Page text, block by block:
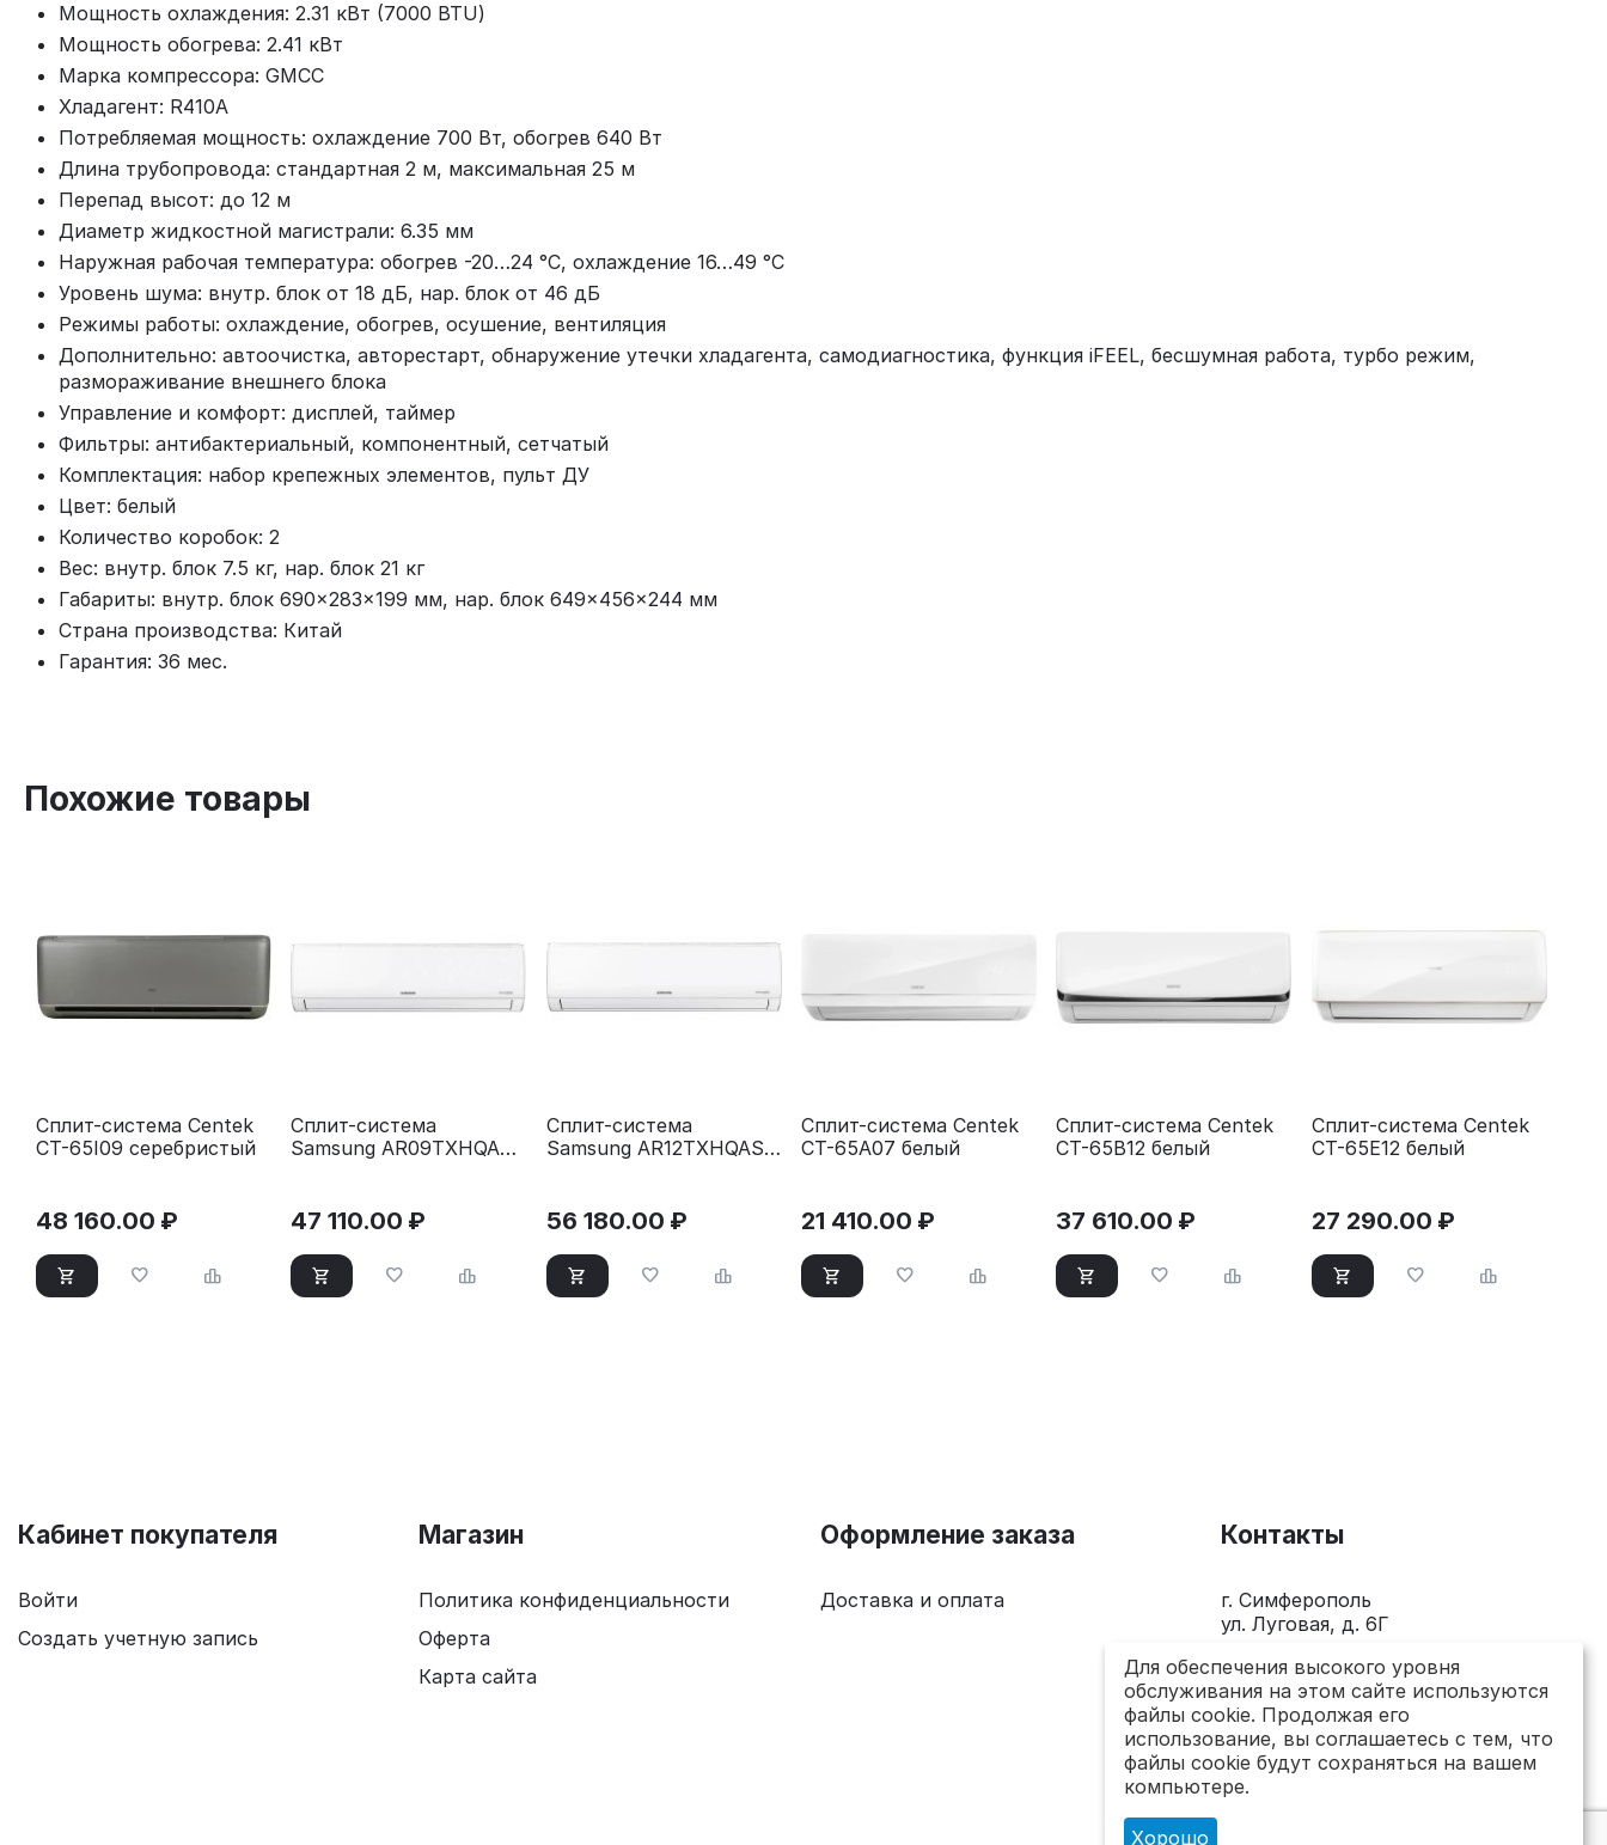
Мощность охлаждения: 2.31 кВт (7000 BTU)
Мощность обогрева: 2.41 кВт
Марка компрессора: GMCC
Хладагент: R410A
Потребляемая мощность: охлаждение 700 Вт, обогрев 640 Вт
Длина трубопровода: стандартная 2 м, максимальная 25 м
Перепад высот: до 12 м
Диаметр жидкостной магистрали: 6.35 мм
Наружная рабочая температура: обогрев -20…24 °C, охлаждение 16…49 °C
Уровень шума: внутр. блок от 18 дБ, нар. блок от 46 дБ
Режимы работы: охлаждение, обогрев, осушение, вентиляция
Дополнительно: автоочистка, авторестарт, обнаружение утечки хладагента, самодиагностика, функция iFEEL, бесшумная работа, турбо режим,
размораживание внешнего блока
Управление и комфорт: дисплей, таймер
Фильтры: антибактериальный, компонентный, сетчатый
Комплектация: набор крепежных элементов, пульт ДУ
Цвет: белый
Количество коробок: 2
Вес: внутр. блок 7.5 кг, нар. блок 21 кг
Габариты: внутр. блок 690×283×199 мм, нар. блок 649×456×244 мм
Страна производства: Китай
Гарантия: 36 мес.
Похожие товары
Сплит-система Centek
CT-65I09 серебристый
48 160.00 ₽
Сплит-система
Samsung AR09TXHQASI
47 110.00 ₽
Сплит-система
Samsung AR12TXHQASI
56 180.00 ₽
Сплит-система Centek
CT-65A07 белый
21 410.00 ₽
Сплит-система Centek
CT-65B12 белый
37 610.00 ₽
Сплит-система Centek
CT-65E12 белый
27 290.00 ₽
Кабинет покупателя
Войти
Создать учетную запись
Магазин
Политика конфиденциальности
Оферта
Карта сайта
Оформление заказа
Доставка и оплата
Контакты
г. Симферополь
ул. Луговая, д. 6Г
+7(978)281-0-281
Пн-Пт 10.00 - 18.00
send@topsto-crimea.ru
Для обеспечения высокого уровня
обслуживания на этом сайте используются
файлы cookie. Продолжая его
использование, вы соглашаетесь с тем, что
файлы cookie будут сохраняться на вашем
компьютере.
Хорошо